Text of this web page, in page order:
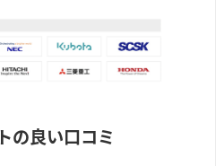
の良い口コミ